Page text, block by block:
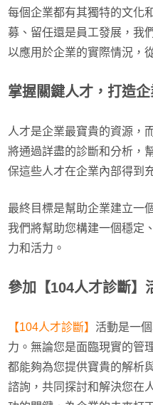
每個企業都有其獨特的文化
募、留任還是員工發展，我
以應用於企業的實際情況，
掌握關鍵人才，打造
人才是企業最寶貴的資源，
將通過詳盡的診斷和分析，
保這些人才在企業內部得到
最終目標是幫助企業建立一
我們將幫助您構建一個穩定
力和活力。
參加【104人才診斷】
【104人才診斷】 活動是一
力。無論您是面臨現實的管
都能夠為您提供寶貴的解析
諮詢，共同探討和解決您在